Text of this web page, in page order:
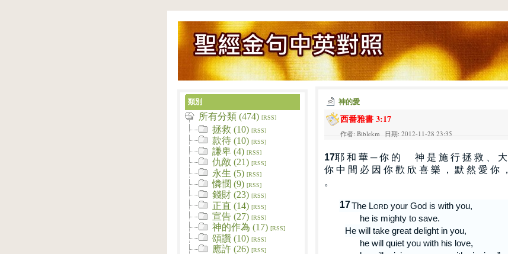
神的愛
西番雅書 3:17
作者: Biblekm 日期: 2012-11-28 23:35
17耶 和 華 ─你 的 神 是 施 行 拯 救 大
你 中 間 必 因 你 歡 欣 喜 樂 ， 默 然 愛 你 ，
。
17The Lord your God is with you,
he is mighty to save.
He will take great delight in you,
he will quiet you with his love,
類別
所有分類 (474) [RSS]
拯救 (10) [RSS]
款待 (10) [RSS]
謙卑 (4) [RSS]
仇敵 (21) [RSS]
永生 (5) [RSS]
憐憫 (9) [RSS]
錢財 (23) [RSS]
正直 (14) [RSS]
宣告 (27) [RSS]
神的作為 (17) [RSS]
頌讚 (10) [RSS]
應許 (26) [RSS]